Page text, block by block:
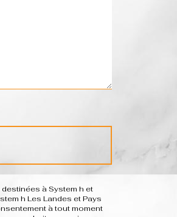
à System h et
h Les Landes et Pays
à tout moment